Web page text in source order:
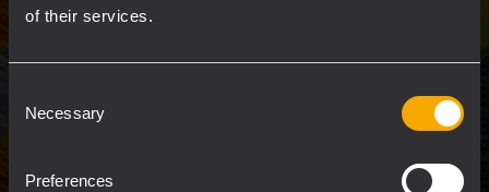
of their services.
Selection
Necessary
Preferences
Umfassendes Audiosystem-Design
Konfiguration
Sicherheit